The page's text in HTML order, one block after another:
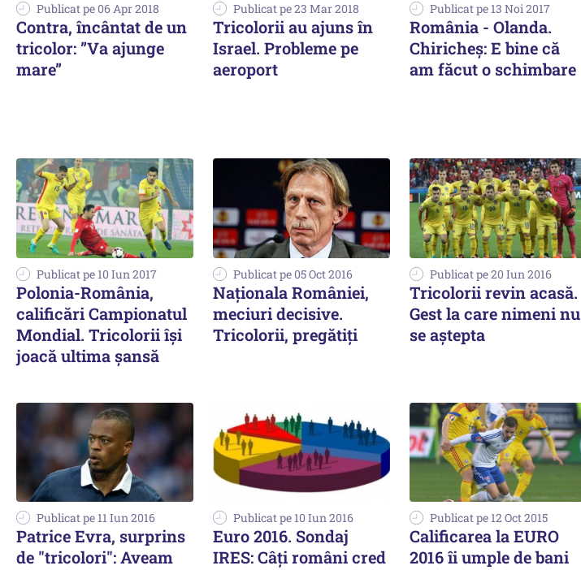
Publicat pe 06 Apr 2018
Contra, încântat de un
tricolor: ”Va ajunge
mare”
Publicat pe 23 Mar 2018
Tricolorii au ajuns în
Israel. Probleme pe
aeroport
Publicat pe 13 Noi 2017
România - Olanda.
Chiricheș: E bine că
am făcut o schimbare
Publicat pe 10 Iun 2017
Polonia-România,
calificări Campionatul
Mondial. Tricolorii își
joacă ultima șansă
Publicat pe 05 Oct 2016
Naţionala României,
meciuri decisive.
Tricolorii, pregătiţi
Publicat pe 20 Iun 2016
Tricolorii revin acasă.
Gest la care nimeni nu
se aștepta
Publicat pe 11 Iun 2016
Patrice Evra, surprins
de "tricolori": Aveam
Publicat pe 10 Iun 2016
Euro 2016. Sondaj
IRES: Câți români cred
Publicat pe 12 Oct 2015
Calificarea la EURO
2016 îi umple de bani